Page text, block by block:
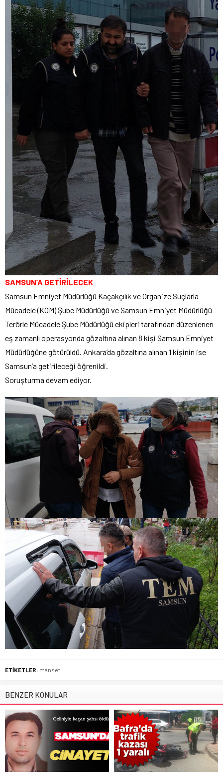
SAMSUN’A GETİRİLECEK
Samsun Emniyet Müdürlüğü Kaçakçılık ve Organize Suçlarla
Mücadele (KOM) Şube Müdürlüğü ve Samsun Emniyet Müdürlüğü
Terörle Mücadele Şube Müdürlüğü ekipleri tarafından düzenlenen
eş zamanlı operasyonda gözaltına alınan 8 kişi Samsun Emniyet
Müdürlüğüne götürüldü. Ankara’da gözaltına alınan 1 kişinin ise
Samsun’a getirileceği öğrenildi.
Soruşturma devam ediyor.
ETİKETLER: manset
BENZER KONULAR